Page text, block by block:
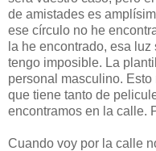
de amistades es
ese círculo no he
la he encontrado, esa
tengo imposible. La
personal masculino.
que tiene tanto de
encontramos en la calle.
Cuando voy por la calle